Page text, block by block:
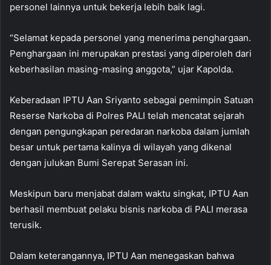
personel lainnya untuk bekerja lebih baik lagi.
“Selamat kepada personel yang menerima penghargaan.
Penghargaan ini merupakan prestasi yang diperoleh dari
keberhasilan masing-masing anggota,” ujar Kapolda.
Keberadaan IPTU Aan Sriyanto sebagai pemimpin Satuan
Reserse Narkoba di Polres PALI telah mencatat sejarah
dengan pengungkapan peredaran narkoba dalam jumlah
besar untuk pertama kalinya di wilayah yang dikenal
dengan julukan Bumi Serepat Serasan ini.
Meskipun baru menjabat dalam waktu singkat, IPTU Aan
berhasil membuat pelaku bisnis narkoba di PALI merasa
terusik.
Dalam keterangannya, IPTU Aan menegaskan bahwa